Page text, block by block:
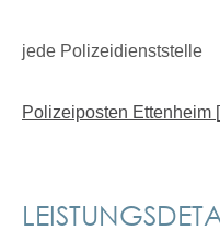
jede Polizeidienststelle
Polizeiposten Ettenheim